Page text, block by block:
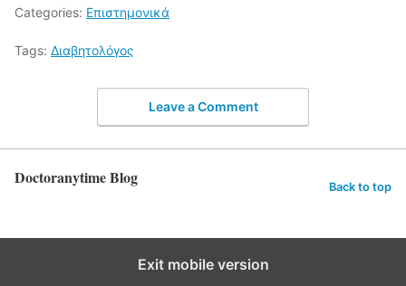
Categories: Επιστημονικά
Tags: Διαβητολόγος
Leave a Comment
Doctoranytime Blog Back to top
Exit mobile version